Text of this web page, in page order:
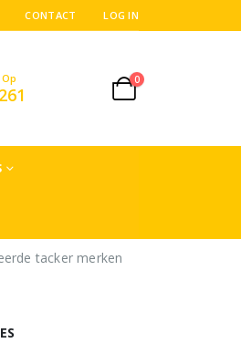
CONTACT LOG IN
0
tacker merken